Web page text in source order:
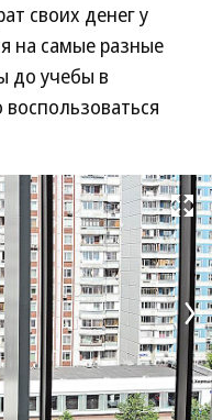
своих денег у
на самые разные
до учебы в
Развернуть